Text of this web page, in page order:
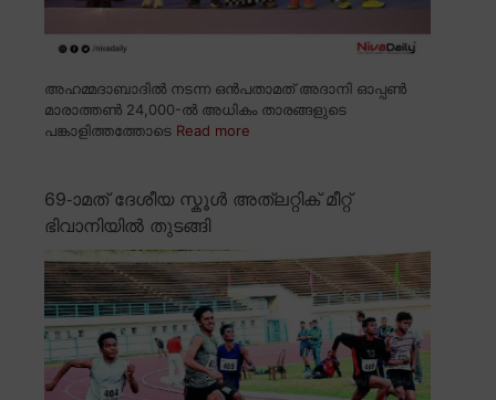
അഹമ്മദാബാദിൽ നടന്ന ഒൻപതാമത് അദാനി ഓപ്പൺ
മാരാത്തൺ 24,000-ൽ അധികം താരങ്ങളുടെ
പങ്കാളിത്തത്തോടെ Read more
69-ാമത് ദേശീയ സ്കൂൾ അത്ലറ്റിക് മീറ്റ്
ഭിവാനിയിൽ തുടങ്ങി